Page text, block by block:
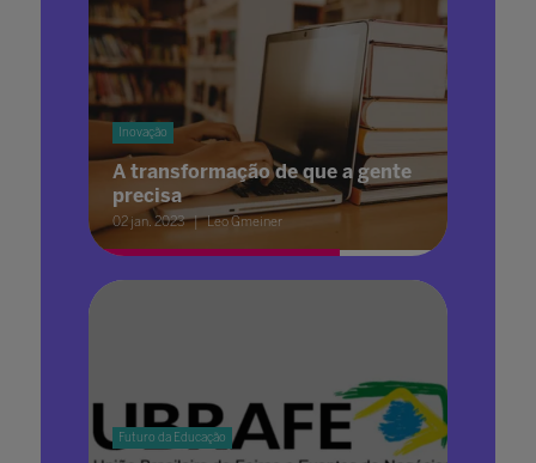
Inovação
A transformação de que a gente
precisa
02 jan. 2023 Leo Gmeiner
Futuro da Educação